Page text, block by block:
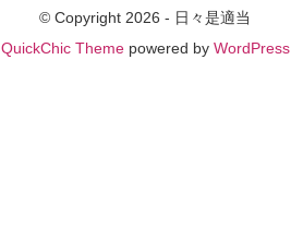
© Copyright 2026 - 日々是適当
QuickChic Themepowered by WordPress